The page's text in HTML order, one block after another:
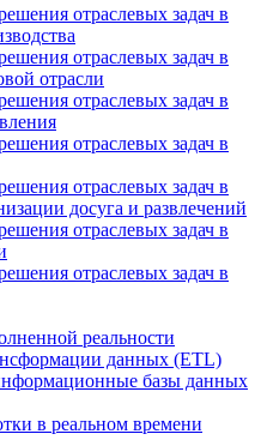
отраслевых задач в
отраслевых задач в
отрасли
отраслевых задач в
отраслевых задач в
отраслевых задач в
досуга и развлечений
отраслевых задач в
отраслевых задач в
реальности
данных (ETL)
базы данных
в реальном времени